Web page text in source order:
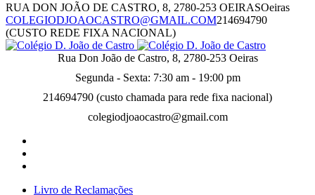
RUA DON JOÃO DE CASTRO, 8, 2780-253 OEIRASOeiras
COLEGIODJOAOCASTRO@GMAIL.COM214694790
(CUSTO REDE FIXA NACIONAL)
Rua Don João de Castro, 8, 2780-253 Oeiras
Segunda - Sexta: 7:30 am - 19:00 pm
214694790 (custo chamada para rede fixa nacional)
colegiodjoaocastro@gmail.com
Livro de Reclamações